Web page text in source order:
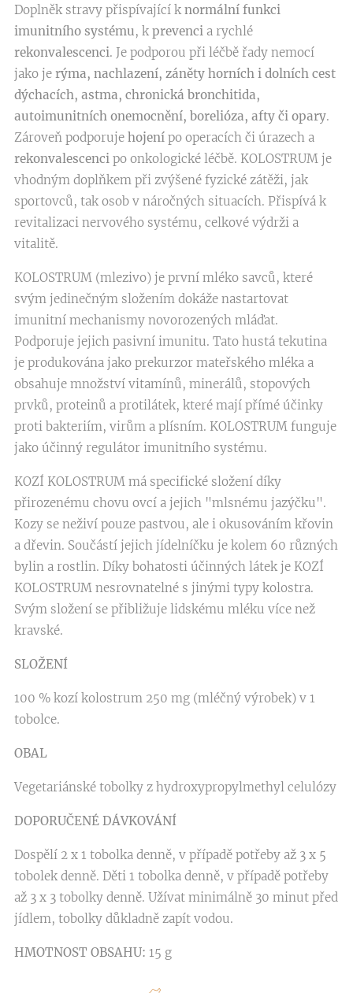
Doplněk stravy přispívající k normální funkci
imunitního systému, k prevenci a rychlé
rekonvalescenci. Je podporou při léčbě řady nemocí
jako je rýma, nachlazení, záněty horních i dolních cest
dýchacích, astma, chronická bronchitida,
autoimunitních onemocnění, borelióza, afty či opary.
Zároveň podporuje hojení po operacích či úrazech a
rekonvalescenci po onkologické léčbě. KOLOSTRUM je
vhodným doplňkem při zvýšené fyzické zátěži, jak
sportovců, tak osob v náročných situacích. Přispívá k
revitalizaci nervového systému, celkové výdrži a
vitalitě.
KOLOSTRUM (mlezivo) je první mléko savců, které
svým jedinečným složením dokáže nastartovat
imunitní mechanismy novorozených mláďat.
Podporuje jejich pasivní imunitu. Tato hustá tekutina
je produkována jako prekurzor mateřského mléka a
obsahuje množství vitamínů, minerálů, stopových
prvků, proteinů a protilátek, které mají přímé účinky
proti bakteriím, virům a plísním. KOLOSTRUM funguje
jako účinný regulátor imunitního systému.
KOZÍ KOLOSTRUM má specifické složení díky
přirozenému chovu ovcí a jejich "mlsnému jazýčku".
Kozy se neživí pouze pastvou, ale i okusováním křovin
a dřevin. Součástí jejich jídelníčku je kolem 60 různých
bylin a rostlin. Díky bohatosti účinných látek je KOZÍ
KOLOSTRUM nesrovnatelné s jinými typy kolostra.
Svým složení se přibližuje lidskému mléku více než
kravské.
SLOŽENÍ
100 % kozí kolostrum 250 mg (mléčný výrobek) v 1
tobolce.
OBAL
Vegetariánské tobolky z hydroxypropylmethyl celulózy
DOPORUČENÉ DÁVKOVÁNÍ
Dospělí 2 x 1 tobolka denně, v případě potřeby až 3 x 5
tobolek denně. Děti 1 tobolka denně, v případě potřeby
až 3 x 3 tobolky denně. Užívat minimálně 30 minut před
jídlem, tobolky důkladně zapít vodou.
HMOTNOST OBSAHU: 15 g